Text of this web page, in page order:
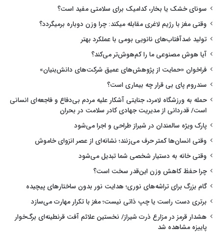
سونای خشک یا بخار، کدامیک برای سلامتی مفید است؟
وقتی مغز با رژیم لاغری مقابله میکند: چرا وزن دوباره برمیگردد؟
تولید ضدآفتاب‌های نانویی بومی با عملکرد بهتر
آیا هوش مصنوعی ما را کم‌هوش‌تر می‌کند؟
فراخوان «حمایت از پژوهش‌های عمیق شرکت‌های دانش‌بنیان»
سندروم پای بی قرار چه بیماری است؟
حمله به ورزشگاه لامرد، جنایتی آشکار علیه مردم بی‌دفاع و فاجعه‌ای انسانی
است/ قدردانی از مدیریت جهادی کادر سلامت در بحران
پارک ویژه سالمندان در شیراز طراحی و اجرا می‌شود
وقتی انسان‌ها کمتر حرف می‌زنند؛ نشانه‌ای از عصر انزوای خاموش
وقتی خانه به دستیار شخصی شما تبدیل می‌شود
چرا حفظ کاهش وزن این‌قدر سخت است؟
گام بزرگ برای تراشه‌های نوری؛ هدایت نور بدون ساختارهای پیچیده
برتری دست راست یا چپ ذاتی نیست؛ مغز با تکرار مهارت می‌سازد
هشدار قرمز در مزارع ذرت شیراز/ نخستین علائم آفت قرنطینه‌ای برگ‌خوار
پاییزه مشاهده شد